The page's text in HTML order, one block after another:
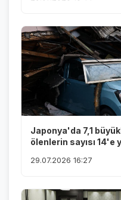
Japonya'da 7,1
ölenlerin sayısı 14'e
29.07.2026 16:27